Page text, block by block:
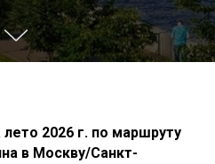
2026 г. по маршруту
в Москву/Санкт-